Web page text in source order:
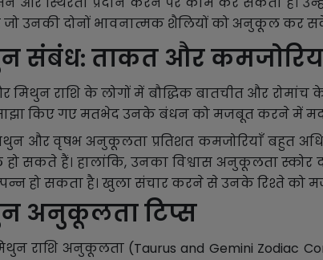
उनकी दोनों भावनात्मक शैलियों को अनुकूल कर
संबंध: ताकत और
मिथुन राशि के लोगों में बौद्धिक बातचीत और रोमांच
साझा किए गए मतभेद उनके बंधन को मजबूत करने में
और वृषभ अनुकूलता प्रतिशत कमजोरियाँ बहुत
हो सकते हैं। हालांकि, उनका विश्वास अनुकूलता
हो सकता है। खुला संचार करने से उनके रिश्ते को
अनुकूलता टिप्स
राशि अनुकूलता (Taurus and Gemini Zodiac